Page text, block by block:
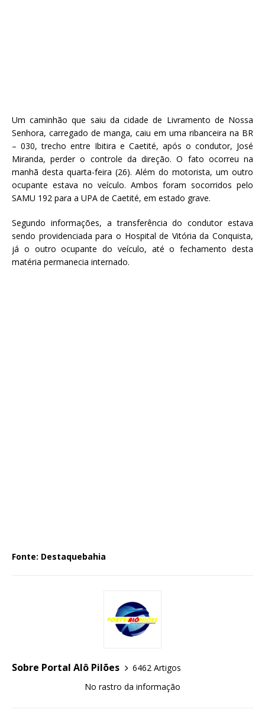
Um caminhão que saiu da cidade de Livramento de Nossa
Senhora, carregado de manga, caiu em uma ribanceira na BR
– 030, trecho entre Ibitira e Caetité, após o condutor, José
Miranda, perder o controle da direção. O fato ocorreu na
manhã desta quarta-feira (26). Além do motorista, um outro
ocupante estava no veículo. Ambos foram socorridos pelo
SAMU 192 para a UPA de Caetité, em estado grave.
Segundo informações, a transferência do condutor estava
sendo providenciada para o Hospital de Vitória da Conquista,
já o outro ocupante do veículo, até o fechamento desta
matéria permanecia internado.
Fonte: Destaquebahia
Sobre Portal Alô Pilões
6462 Artigos
No rastro da informação